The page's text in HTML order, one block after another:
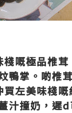
棧嘅極品椎
鴨掌。啲椎
買左美味棧
汁撞奶，遲d